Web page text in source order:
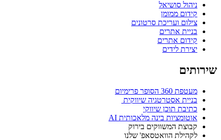
ניהול סושיאל
קידום ממומן
צילום ועריכת סרטונים
בניית אתרים
קידום אתרים
יצירת לידים
שירותים
מעטפת 360 הסופר פרימיום
בניית אסטרטגיה שיווקית ​
כתיבת תוכן שיווקי​
אוטומציות בינה מלאכותית AI
קבוצת המשווקים בירוק
לקהילת הוואטסאפ' שלנו​